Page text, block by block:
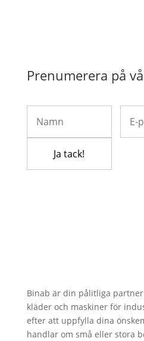
Prenumerera på
Binab är din pålitliga
kläder och maskiner för
efter att uppfylla dina
handlar om små eller stora